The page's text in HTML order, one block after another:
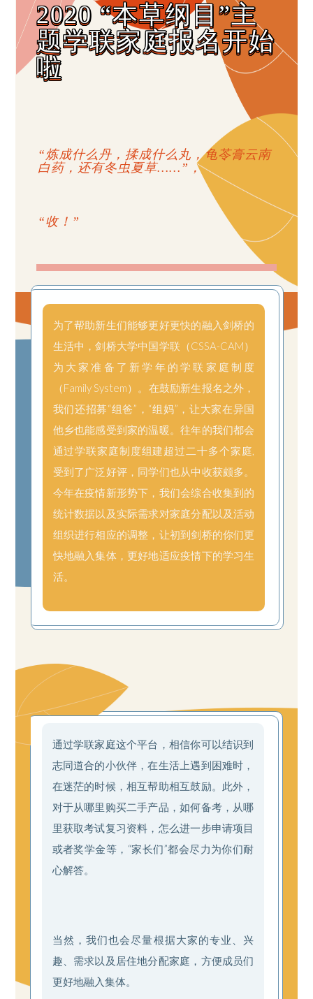
2020 “本草纲目”主
题学联家庭报名开始
啦
“炼成什么丹，揉成什么丸，龟苓膏云南
白药，还有冬虫夏草……”，
“收！”
为了帮助新生们能够更好更快的融入剑桥的
生活中，剑桥大学中国学联（CSSA-CAM）
为大家准备了新学年的学联家庭制度
（Family System）。在鼓励新生报名之外，
我们还招募“组爸”，“组妈”，让大家在异国
他乡也能感受到家的温暖。往年的我们都会
通过学联家庭制度组建超过二十多个家庭,
受到了广泛好评，同学们也从中收获颇多。
今年在疫情新形势下，我们会综合收集到的
统计数据以及实际需求对家庭分配以及活动
组织进行相应的调整，让初到剑桥的你们更
快地融入集体，更好地适应疫情下的学习生
活。
通过学联家庭这个平台，相信你可以结识到
志同道合的小伙伴，在生活上遇到困难时，
在迷茫的时候，相互帮助相互鼓励。此外，
对于从哪里购买二手产品，如何备考，从哪
里获取考试复习资料，怎么进一步申请项目
或者奖学金等，“家长们”都会尽力为你们耐
心解答。
当然，我们也会尽量根据大家的专业、兴
趣、需求以及居住地分配家庭，方便成员们
更好地融入集体。